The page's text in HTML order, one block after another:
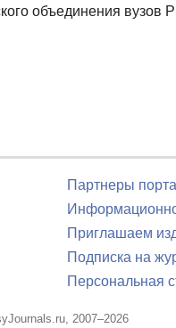
объединения вузов
Партнеры
Приглашаем
Подписка на
Персональная
2007–2026